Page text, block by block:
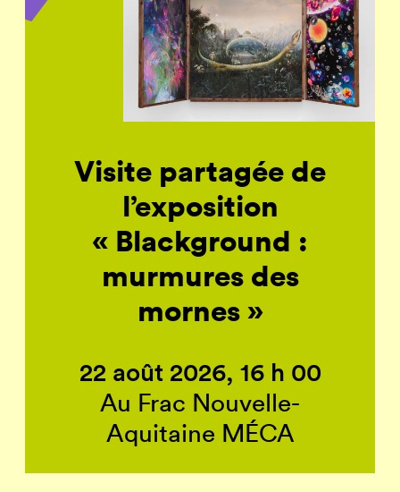
Visite partagée de
l’exposition
« Blackground :
murmures des
mornes »
22 août 2026, 16 h 00
Au Frac Nouvelle-
Aquitaine MÉCA